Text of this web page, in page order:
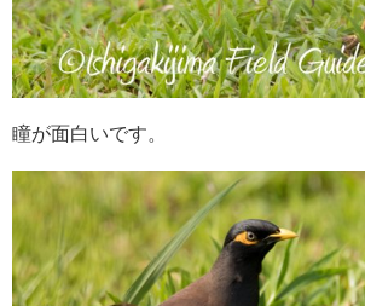
瞳が面白いです。